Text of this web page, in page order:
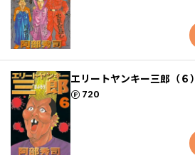
エリートヤンキー三郎（６）
720
ポイント